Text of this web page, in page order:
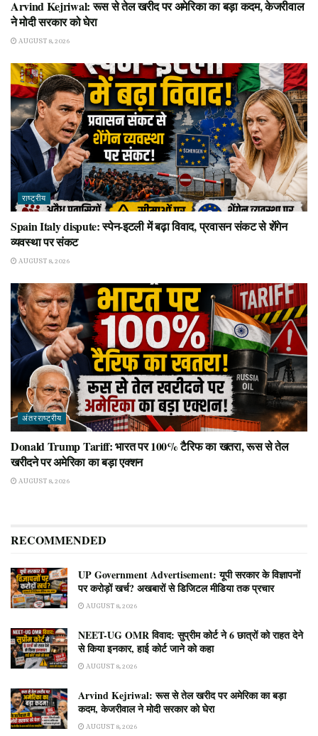
Arvind Kejriwal: रूस से तेल खरीद पर अमेरिका का बड़ा कदम, केजरीवाल
ने मोदी सरकार को घेरा
AUGUST 8, 2026
राष्ट्रीय
Spain Italy dispute: स्पेन-इटली में बढ़ा विवाद, प्रवासन संकट से शेंगेन
व्यवस्था पर संकट
AUGUST 8, 2026
अंतरराष्ट्रीय
Donald Trump Tariff: भारत पर 100% टैरिफ का खतरा, रूस से तेल
खरीदने पर अमेरिका का बड़ा एक्शन
AUGUST 8, 2026
RECOMMENDED
UP Government Advertisement: यूपी सरकार के विज्ञापनों
पर करोड़ों खर्च? अखबारों से डिजिटल मीडिया तक प्रचार
AUGUST 8, 2026
NEET-UG OMR विवाद: सुप्रीम कोर्ट ने 6 छात्रों को राहत देने
से किया इनकार, हाई कोर्ट जाने को कहा
AUGUST 8, 2026
Arvind Kejriwal: रूस से तेल खरीद पर अमेरिका का बड़ा
कदम, केजरीवाल ने मोदी सरकार को घेरा
AUGUST 8, 2026